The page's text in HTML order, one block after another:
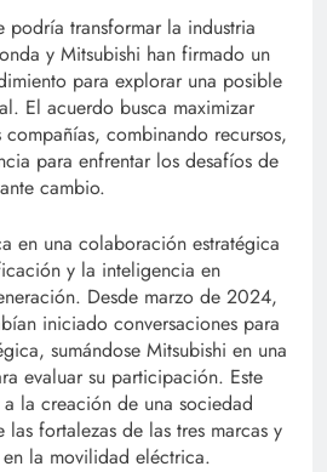
podría transformar la industria
y Mitsubishi han firmado un
para explorar una posible
El acuerdo busca maximizar
compañías, combinando recursos,
para enfrentar los desafíos de
cambio.
en una colaboración estratégica
y la inteligencia en
Desde marzo de 2024,
iniciado conversaciones para
sumándose Mitsubishi en una
evaluar su participación. Este
la creación de una sociedad
fortalezas de las tres marcas y
la movilidad eléctrica.